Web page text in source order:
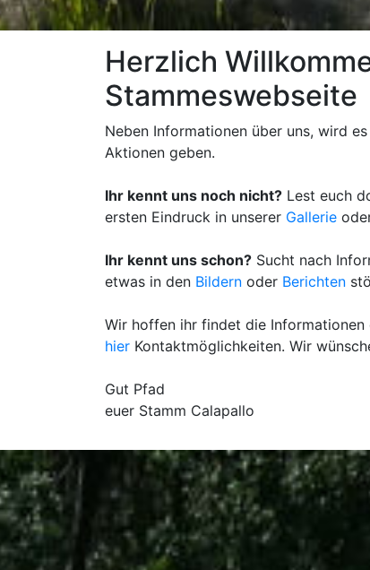
Herzlich
Stammeswebseite
Neben Informationen über uns, wird
Aktionen geben.
Ihr kennt uns noch nicht? Lest euch
ersten Eindruck in unserer Gallerie
Ihr kennt uns schon? Sucht nach
etwas in den Bildern oder Berichten
Wir hoffen ihr findet die
hier Kontaktmöglichkeiten. Wir
Gut Pfad
euer Stamm Calapallo